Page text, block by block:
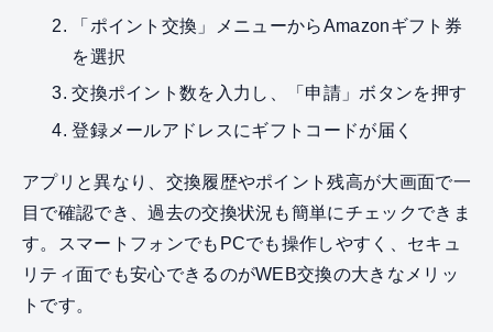
「ポイント交換」メニューからAmazonギフト券
を選択
交換ポイント数を入力し、「申請」ボタンを押す
登録メールアドレスにギフトコードが届く
アプリと異なり、交換履歴やポイント残高が大画面で一
目で確認でき、過去の交換状況も簡単にチェックできま
す。スマートフォンでもPCでも操作しやすく、セキュ
リティ面でも安心できるのがWEB交換の大きなメリッ
トです。